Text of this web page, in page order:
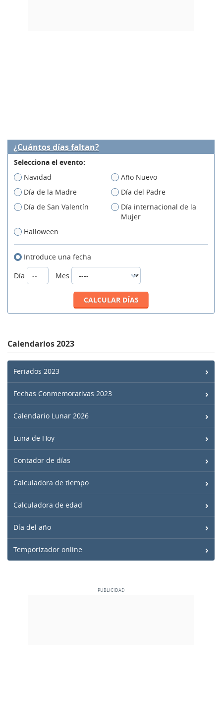
¿Cuántos días faltan?
Selecciona el evento:
Navidad
Año Nuevo
Día de la Madre
Día del Padre
Día de San Valentín
Día internacional de la
Mujer
Halloween
Introduce una fecha
Día
Mes
Calendarios 2023
Feriados 2023
Fechas Conmemorativas 2023
Calendario Lunar 2026
Luna de Hoy
Contador de días
Calculadora de tiempo
Calculadora de edad
Día del año
Temporizador online